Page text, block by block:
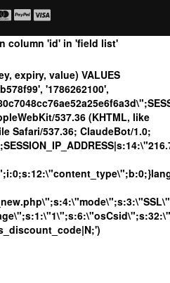
column 'id' in 'field list'
expiry, value) VALUES
'1786262100',
537.36 (KHTML, like
Safari/537.36; ClaudeBot/1.0;